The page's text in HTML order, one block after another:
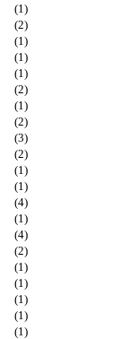
(1)
(2)
(1)
(1)
(1)
(2)
(1)
(2)
(3)
(2)
(1)
(1)
(4)
(1)
(4)
(2)
(1)
(1)
(1)
(1)
(1)